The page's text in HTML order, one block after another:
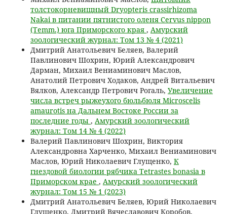
толстокорневищный Dryopteris crassirhizoma
Nakai в питании пятнистого оленя Cervus nippon
(Temm.) юга Приморского края , Амурский
зоологический журнал: Том 13 № 4 (2021)
Дмитрий Анатольевич Беляев, Валерий
Павлинович Шохрин, Юрий Александрович
Дарман, Михаил Вениаминович Маслов,
Анатолий Петрович Ходаков, Андрей Витальевич
Вялков, Александр Петрович Рогаль, Увеличение
числа встреч рыжеухого бюльбюля Microscelis
amaurotis на Дальнем Востоке России за
последние годы , Амурский зоологический
журнал: Том 14 № 4 (2022)
Валерий Павлинович Шохрин, Виктория
Александровна Харченко, Михаил Вениаминович
Маслов, Юрий Николаевич Глущенко, К
гнездовой биологии рябчика Tetrastes bonasia в
Приморском крае , Амурский зоологический
журнал: Том 15 № 1 (2023)
Дмитрий Анатольевич Беляев, Юрий Николаевич
Глущенко, Дмитрий Вячеславович Коробов,